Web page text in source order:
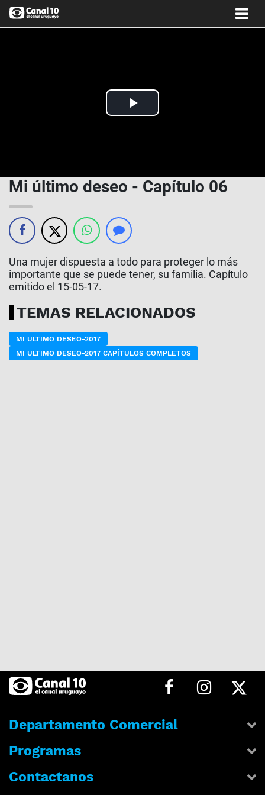
Play
Mi último deseo - Capítulo 06
Una mujer dispuesta a todo para proteger lo más
importante que se puede tener, su familia. Capítulo
emitido el 15-05-17.
TEMAS RELACIONADOS
MI ULTIMO DESEO-2017
MI ULTIMO DESEO-2017 CAPÍTULOS COMPLETOS
Departamento Comercial
Programas
Contactanos